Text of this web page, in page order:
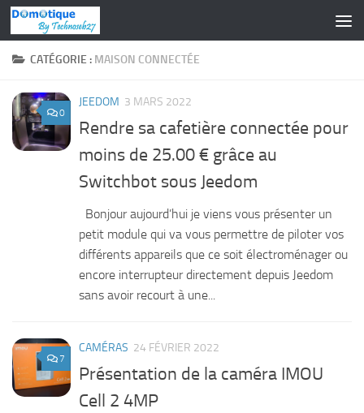
Skip to content
CATÉGORIE : MAISON CONNECTÉE
0
JEEDOM 3 MARS 2022
Rendre sa cafetière connectée pour
moins de 25.00 € grâce au
Switchbot sous Jeedom
Bonjour aujourd’hui je viens vous présenter un
petit module qui va vous permettre de piloter vos
différents appareils que ce soit électroménager ou
encore interrupteur directement depuis Jeedom
sans avoir recourt à une...
7
CAMÉRAS 24 FÉVRIER 2022
Présentation de la caméra IMOU
Cell 2 4MP